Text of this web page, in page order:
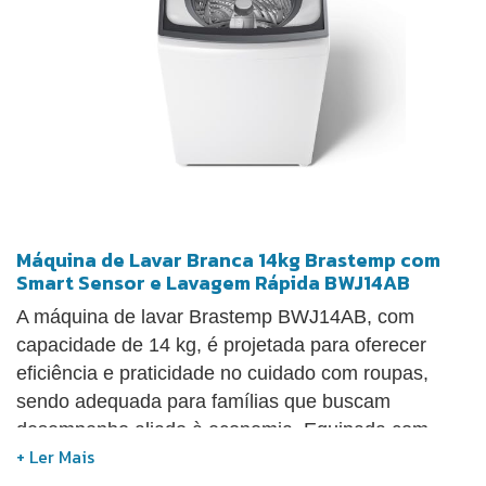
Máquina de Lavar Branca 14kg Brastemp com
Smart Sensor e Lavagem Rápida BWJ14AB
A máquina de lavar Brastemp BWJ14AB, com
capacidade de 14 kg, é projetada para oferecer
eficiência e praticidade no cuidado com roupas,
sendo adequada para famílias que buscam
desempenho aliado à economia. Equipada com
tecnologia Smart Sensor, ajusta automaticamente o